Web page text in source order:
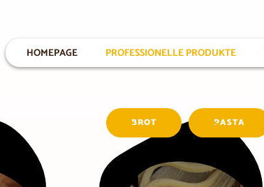
HOMEPAGE PROFESSIONELLE PRODUKTE
BROT PASTA